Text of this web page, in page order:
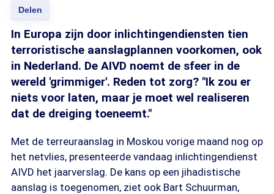
Delen
In Europa zijn door inlichtingendiensten tien
terroristische aanslagplannen voorkomen, ook
in Nederland. De AIVD noemt de sfeer in de
wereld 'grimmiger'. Reden tot zorg? "Ik zou er
niets voor laten, maar je moet wel realiseren
dat de dreiging toeneemt."
Met de terreuraanslag in Moskou vorige maand nog op
het netvlies, presenteerde vandaag inlichtingendienst
AIVD het jaarverslag. De kans op een jihadistische
aanslag is toegenomen, ziet ook Bart Schuurman,